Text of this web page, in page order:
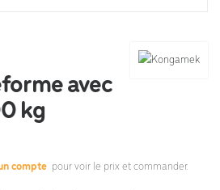
avec
kg
compte pour voir le prix et commander.